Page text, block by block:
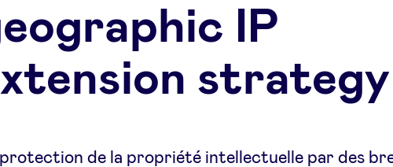
IP
strategy
de la propriété intellectuelle par des